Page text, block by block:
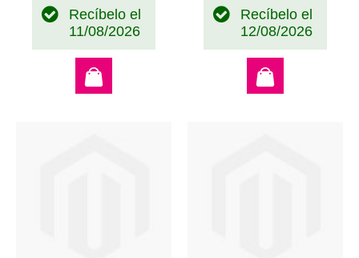
Recíbelo el
11/08/2026
Recíbelo el
12/08/2026